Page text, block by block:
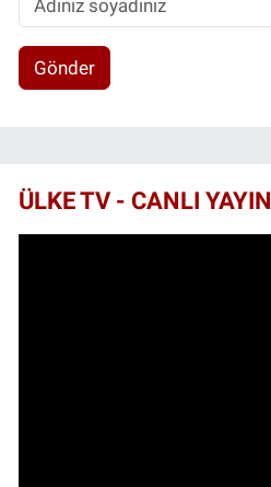
Gönder
ÜLKE TV - CANLI YAYIN